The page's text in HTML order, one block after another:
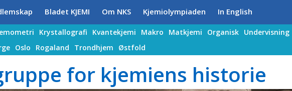
Bladet KJEMI Om NKS Kjemiolympiaden In English
Krystallografi Kvantekjemi Makro Matkjemi Organisk Undervisning
Oslo Rogaland Trondhjem Østfold
for kjemiens historie